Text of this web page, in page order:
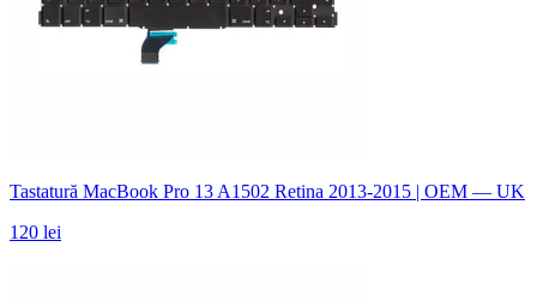
Tastatură MacBook Pro 13 A1502 Retina 2013-2015 | OEM — UK
120 lei